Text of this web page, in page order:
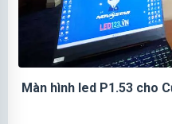
Màn hình led P1.53 cho